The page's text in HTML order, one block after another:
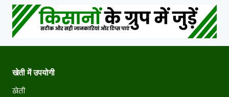
खेती में उपयोगी
खेती